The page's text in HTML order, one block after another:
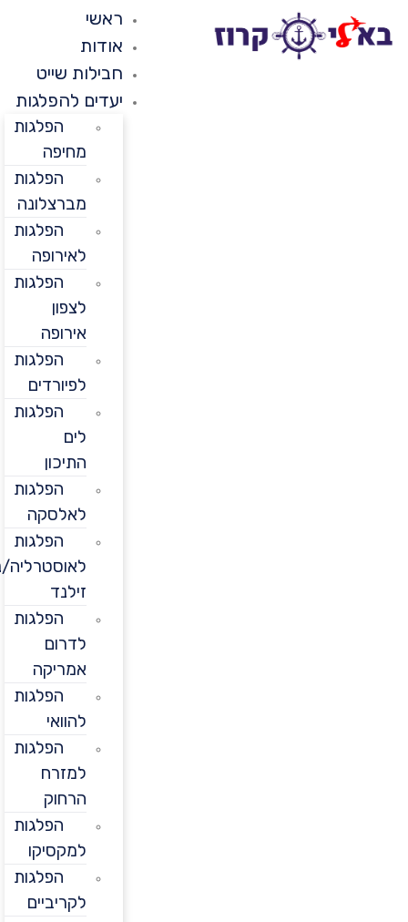
ראשי
אודות
חבילות שייט
יעדים להפלגות
הפלגות
מחיפה
הפלגות
מברצלונה
הפלגות
לאירופה
הפלגות
אירופה
הפלגות
לפיורדים
הפלגות
התיכון
הפלגות
לאלסקה
הפלגות
לאוסטרליה/ניו
הפלגות
לדרום
אמריקה
הפלגות
הפלגות
למזרח
הרחוק
הפלגות
למקסיקו
הפלגות
לקריביים